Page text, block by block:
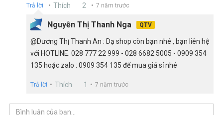
Trả lời Thích 2 7 năm trước
Nguyễn Thị Thanh Nga QTV
@Dương Thị Thanh An : Dạ shop còn bạn nhé , bạn liên hệ
với HOTLINE: 028 777 22 999 - 028 6682 5005 - 0909 354
135 hoặc zalo : 0909 354 135 để mua giá sỉ nhé
Trả lời Thích 1 7 năm trước